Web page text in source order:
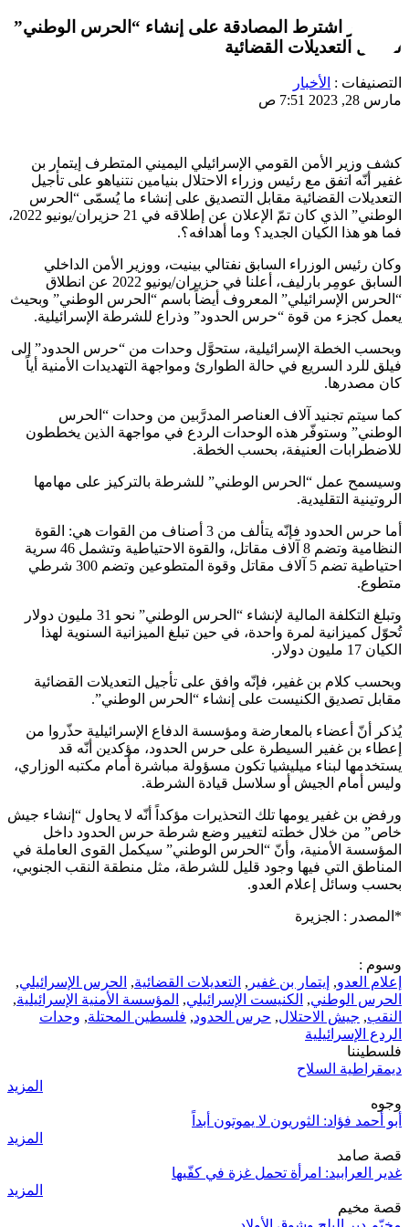
بن غفير اشترط المصادقة على إنشاء “الحرس الوطني”
لتأجيل التعديلات القضائية
التصنيفات : الأخبار
مارس 28, 2023 7:51 ص
كشف وزير الأمن القومي الإسرائيلي اليميني المتطرف إيتمار بن
غفير أنّه اتفق مع رئيس وزراء الاحتلال بنيامين نتنياهو على تأجيل
التعديلات القضائية مقابل التصديق على إنشاء ما يُسمّى “الحرس
الوطني” الذي كان تمّ الإعلان عن إطلاقه في 21 حزيران/يونيو 2022،
فما هو هذا الكيان الجديد؟ وما أهدافه؟.
وكان رئيس الوزراء السابق نفتالي بينيت، ووزير الأمن الداخلي
السابق عومِر بارليف، أعلنا في حزيران/يونيو 2022 عن انطلاق
“الحرس الإسرائيلي” المعروف أيضاً باسم “الحرس الوطني” وبحيث
يعمل كجزء من قوة “حرس الحدود” وذراع للشرطة الإسرائيلية.
وبحسب الخطة الإسرائيلية، ستحوَّل وحدات من “حرس الحدود” إلى
فيلق للرد السريع في حالة الطوارئ ومواجهة التهديدات الأمنية أياً
كان مصدرها.
كما سيتم تجنيد آلاف العناصر المدرَّبين من وحدات “الحرس
الوطني” وستوفّر هذه الوحدات الردع في مواجهة الذين يخططون
للاضطرابات العنيفة، بحسب الخطة.
وسيسمح عمل “الحرس الوطني” للشرطة بالتركيز على مهامها
الروتينية التقليدية.
أما حرس الحدود فإنّه يتألف من 3 أصناف من القوات هي: القوة
النظامية وتضم 8 آلاف مقاتل، والقوة الاحتياطية وتشمل 46 سرية
احتياطية تضم 5 آلاف مقاتل وقوة المتطوعين وتضم 300 شرطي
متطوع.
وتبلغ التكلفة المالية لإنشاء “الحرس الوطني” نحو 31 مليون دولار
تُحوّل كميزانية لمرة واحدة، في حين تبلغ الميزانية السنوية لهذا
الكيان 17 مليون دولار.
وبحسب كلام بن غفير، فإنّه وافق على تأجيل التعديلات القضائية
مقابل تصديق الكنيست على إنشاء “الحرس الوطني”.
يُذكر أنّ أعضاء بالمعارضة ومؤسسة الدفاع الإسرائيلية حذّروا من
إعطاء بن غفير السيطرة على حرس الحدود، مؤكدين أنّه قد
يستخدمها لبناء ميليشيا تكون مسؤولة مباشرة أمام مكتبه الوزاري،
وليس أمام الجيش أو سلاسل قيادة الشرطة.
ورفض بن غفير يومها تلك التحذيرات مؤكداً أنّه لا يحاول “إنشاء جيش
خاص” من خلال خطته لتغيير وضع شرطة حرس الحدود داخل
المؤسسة الأمنية، وأنّ “الحرس الوطني” سيكمل القوى العاملة في
المناطق التي فيها وجود قليل للشرطة، مثل منطقة النقب الجنوبي،
بحسب وسائل إعلام العدو.
*المصدر : الجزيرة
وسوم :
إعلام العدو, إيتمار بن غفير , التعديلات القضائية, الحرس الإسرائيلي,
الحرس الوطني, الكنيست الإسرائيلي, المؤسسة الأمنية الإسرائيلية,
النقب, جيش الاحتلال, حرس الحدود, فلسطين المحتلة, وحدات
الردع الإسرائيلية
فلسطيننا
ديمقراطية السلاح
المزيد
وجوه
أبو أحمد فؤاد: الثوريون لا يموتون أبداً
المزيد
قصة صامد
غدير العرابيد: امرأة تحمل غزة في كفّيها
المزيد
قصة مخيم